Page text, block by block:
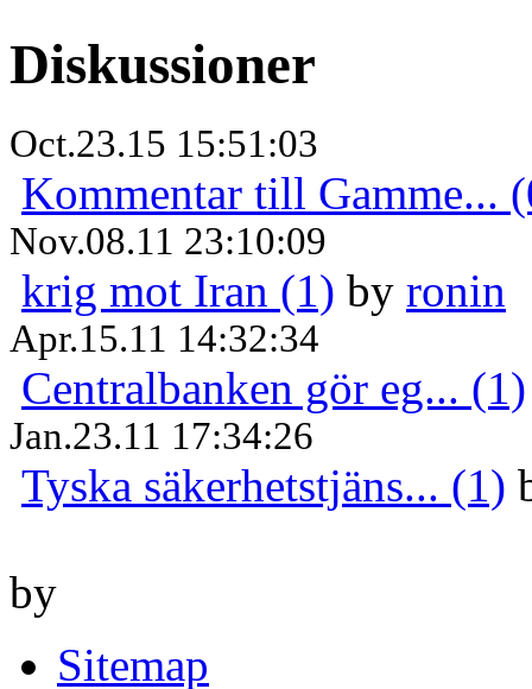
Diskussioner
Oct.23.15 15:51:03
Kommentar till Gamme...
Nov.08.11 23:10:09
krig mot Iran (1) by ronin
Apr.15.11 14:32:34
Centralbanken gör eg... (1)
Jan.23.11 17:34:26
Tyska säkerhetstjäns... (1)
by
Sitemap